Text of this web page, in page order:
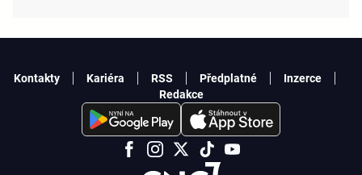
Kontakty Kariéra RSS Předplatné
Inzerce
Redakce